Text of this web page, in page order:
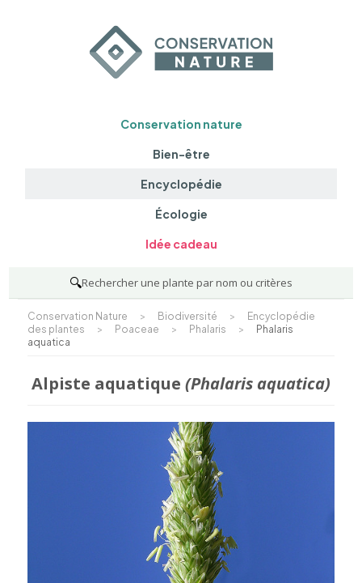
Conservation nature
Bien-être
Encyclopédie
Écologie
Idée cadeau
🔍Rechercher une plante par nom ou critères
Conservation Nature > Biodiversité >
Encyclopédie
des plantes
> Poaceae > Phalaris >
Phalaris
aquatica
Alpiste aquatique (Phalaris aquatica)